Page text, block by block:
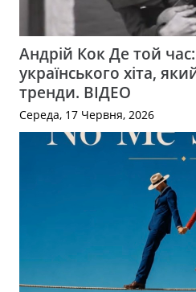
Андрій Кок Де той час:
українського хіта,
тренди. ВІДЕО
Середа, 17 Червня, 2026